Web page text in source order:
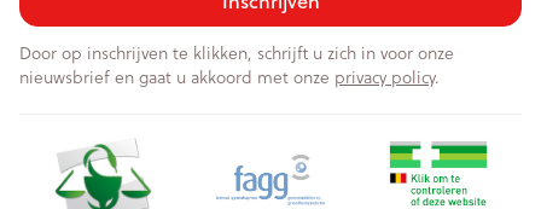
Door op inschrijven te klikken, schrijft u zich in voor onze
nieuwsbrief en gaat u akkoord met onze privacy policy.